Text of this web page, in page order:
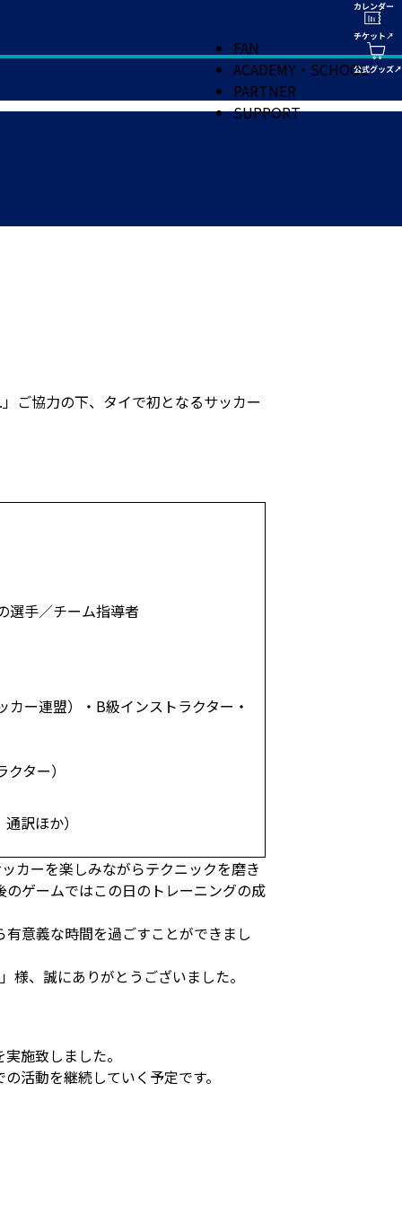
FAN
ACADEMY・SCHOOL
PARTNER
SUPPORT
ご協力の下、タイで初となるサッカー
選手／チーム指導者
ー連盟）・B級インストラクター・
ター）
訳ほか）
カーを楽しみながらテクニックを磨き
ゲームではこの日のトレーニングの成
意義な時間を過ごすことができまし
、誠にありがとうございました。
施致しました。
活動を継続していく予定です。